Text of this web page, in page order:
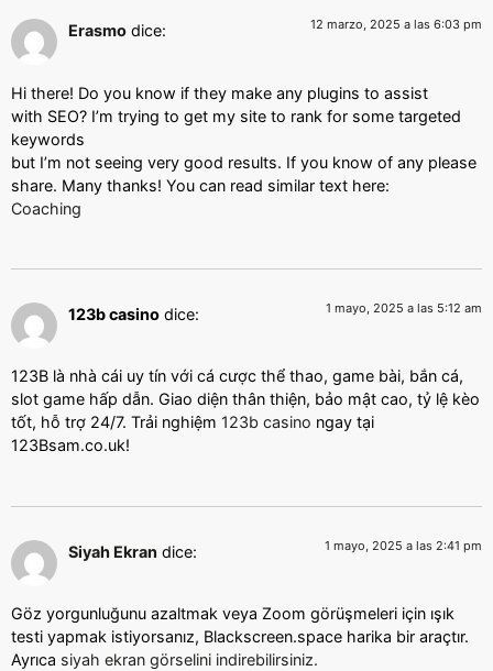
Erasmo dice: 12 marzo, 2025 a las 6:03 pm
Hi there! Do you know if they make any plugins to assist
with SEO? I’m trying to get my site to rank for some targeted
keywords
but I’m not seeing very good results. If you know of any please
share. Many thanks! You can read similar text here:
Coaching
123b casino dice: 1 mayo, 2025 a las 5:12 am
123B là nhà cái uy tín với cá cược thể thao, game bài, bắn cá,
slot game hấp dẫn. Giao diện thân thiện, bảo mật cao, tỷ lệ kèo
tốt, hỗ trợ 24/7. Trải nghiệm 123b casino ngay tại
123Bsam.co.uk!
Siyah Ekran dice: 1 mayo, 2025 a las 2:41 pm
Göz yorgunluğunu azaltmak veya Zoom görüşmeleri için ışık
testi yapmak istiyorsanız, Blackscreen.space harika bir araçtır.
Ayrıca siyah ekran görselini indirebilirsiniz.